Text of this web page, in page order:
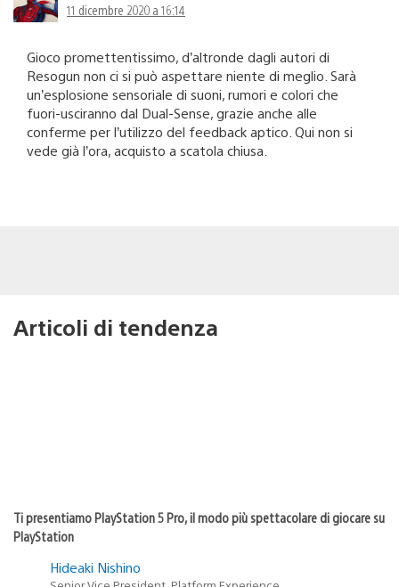
11 dicembre 2020 a 16:14
Gioco promettentissimo, d’altronde dagli autori di
Resogun non ci si può aspettare niente di meglio. Sarà
un’esplosione sensoriale di suoni, rumori e colori che
fuori-usciranno dal Dual-Sense, grazie anche alle
conferme per l’utilizzo del feedback aptico. Qui non si
vede già l’ora, acquisto a scatola chiusa.
Articoli di tendenza
Ti presentiamo PlayStation 5 Pro, il modo più spettacolare di giocare su
PlayStation
Hideaki Nishino